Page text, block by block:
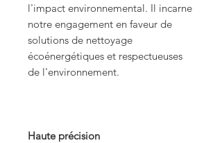
l'impact environnemental. Il incarne
notre engagement en faveur de
solutions de nettoyage
écoénergétiques et respectueuses
de l'environnement.
Haute précision